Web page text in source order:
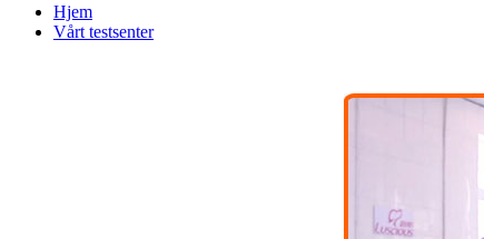
Hjem
Vårt testsenter